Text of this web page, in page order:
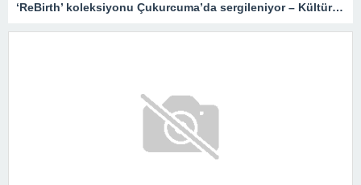
‘ReBirth’ koleksiyonu Çukurcuma’da sergileniyor – Kültür Sanat & Sinema